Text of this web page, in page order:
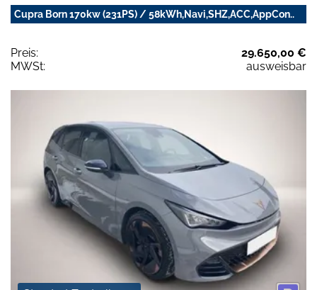
Cupra Born 170kw (231PS) / 58kWh,Navi,SHZ,ACC,AppCon..
Preis:
29.650,00 €
MWSt:
ausweisbar